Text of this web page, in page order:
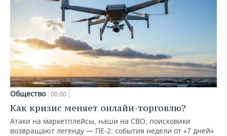
Общество 00:00
Как кризис меняет онлайн-торговлю?
Атаки на маркетплейсы, наши на СВО, поисковики
возвращают легенду — ПЕ-2: события недели от «7 дней»